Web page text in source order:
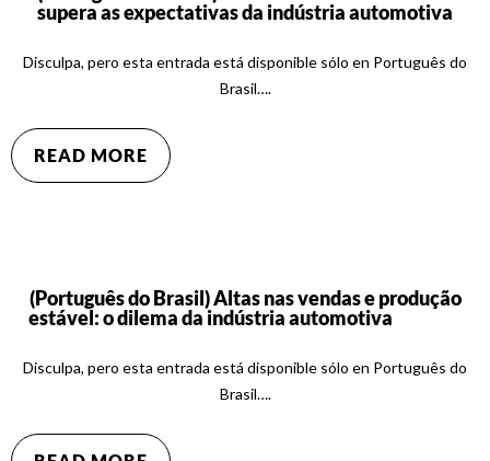
supera as expectativas da indústria automotiva
Disculpa, pero esta entrada está disponible sólo en Português do
Brasil….
READ MORE
(Português do Brasil) Altas nas vendas e produção
estável: o dilema da indústria automotiva
Disculpa, pero esta entrada está disponible sólo en Português do
Brasil….